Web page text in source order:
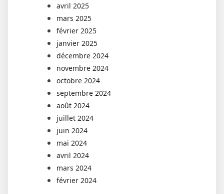
avril 2025
mars 2025
février 2025
janvier 2025
décembre 2024
novembre 2024
octobre 2024
septembre 2024
août 2024
juillet 2024
juin 2024
mai 2024
avril 2024
mars 2024
février 2024